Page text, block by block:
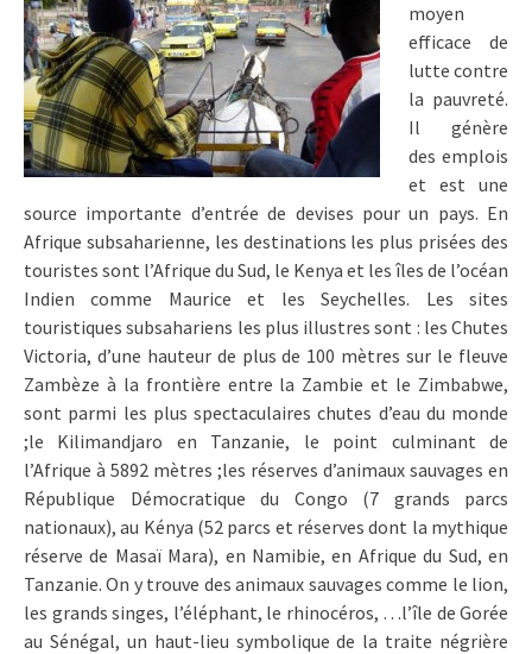
moyen
efficace de
lutte contre
la pauvreté.
Il génère
des emplois
et est une
source importante d’entrée de devises pour un pays. En
Afrique subsaharienne, les destinations les plus prisées des
touristes sont l’Afrique du Sud, le Kenya et les îles de l’océan
Indien comme Maurice et les Seychelles. Les sites
touristiques subsahariens les plus illustres sont : les Chutes
Victoria, d’une hauteur de plus de 100 mètres sur le fleuve
Zambèze à la frontière entre la Zambie et le Zimbabwe,
sont parmi les plus spectaculaires chutes d’eau du monde
;le Kilimandjaro en Tanzanie, le point culminant de
l’Afrique à 5892 mètres ;les réserves d’animaux sauvages en
République Démocratique du Congo (7 grands parcs
nationaux), au Kénya (52 parcs et réserves dont la mythique
réserve de Masaï Mara), en Namibie, en Afrique du Sud, en
Tanzanie. On y trouve des animaux sauvages comme le lion,
les grands singes, l’éléphant, le rhinocéros, …l’île de Gorée
au Sénégal, un haut-lieu symbolique de la traite négrière